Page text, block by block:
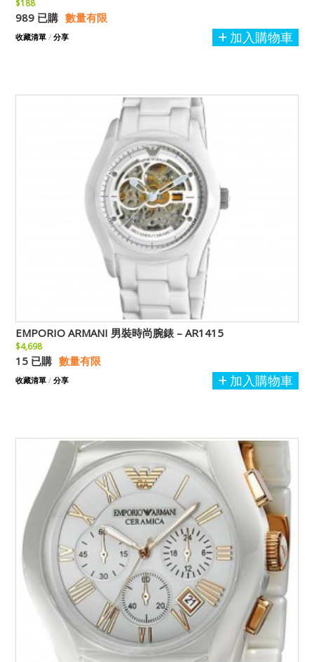
$188
989 已購 數量有限
加入購物車
收藏清單 / 分享
EMPORIO ARMANI 男裝時尚腕錶 – AR1415
$4,698
15 已購 數量有限
加入購物車
收藏清單 / 分享